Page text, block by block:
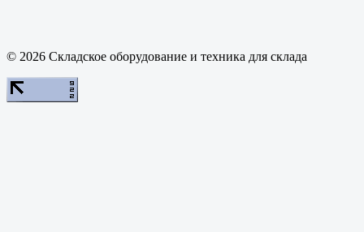
© 2026 Складское оборудование и техника для склада